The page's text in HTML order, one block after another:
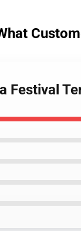
Festival